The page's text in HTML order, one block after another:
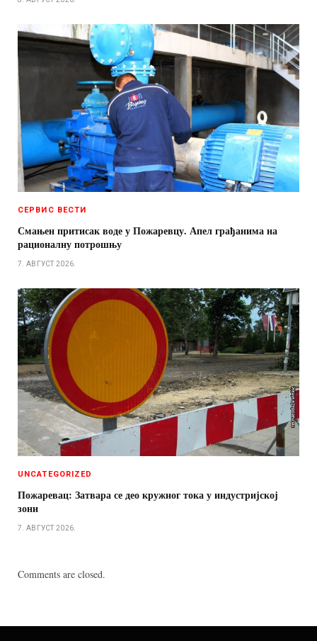
СЕРВИС ВЕСТИ
Смањен притисак воде у Пожаревцу. Апел грађанима на
рационалну потрошњу
7. АВГУСТ 2026.
UNCATEGORIZED
Пожаревац: Затвара се део кружног тока у индустријској
зони
7. АВГУСТ 2026.
Comments are closed.